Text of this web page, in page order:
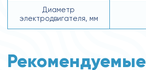
Диаметр
электродвигателя, мм
Рекомендуемые